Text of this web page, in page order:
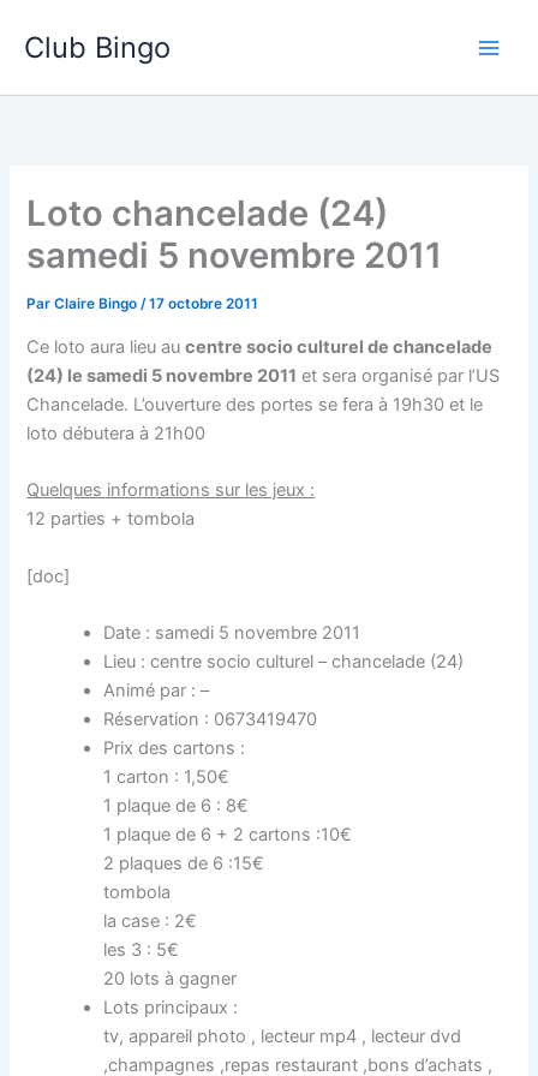
Club Bingo
Loto chancelade (24)
samedi 5 novembre 2011
ParClaire Bingo/17 octobre 2011
Ce loto aura lieu aucentre socio culturel de chancelade
(24) le samedi 5 novembre 2011 et sera organisé par l’US
Chancelade. L’ouverture des portes se fera à 19h30 et le
loto débutera à 21h00
Quelques informations sur les jeux :
12 parties + tombola
[doc]
Date : samedi 5 novembre 2011
Lieu : centre socio culturel – chancelade (24)
Animé par : –
Réservation : 0673419470
Prix des cartons :
1 carton : 1,50€
1 plaque de 6 : 8€
1 plaque de 6 + 2 cartons :10€
2 plaques de 6 :15€
tombola
la case : 2€
les 3 : 5€
20 lots à gagner
Lots principaux :
tv, appareil photo , lecteur mp4 , lecteur dvd
,champagnes ,repas restaurant ,bons d’achats ,